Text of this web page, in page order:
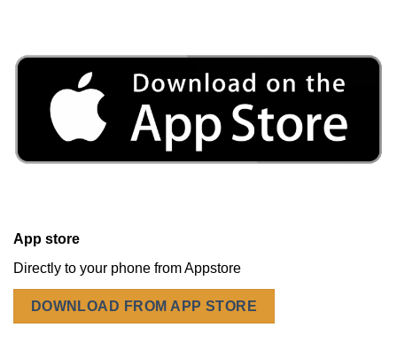
App store
Directly to your phone from Appstore
DOWNLOAD FROM APP STORE